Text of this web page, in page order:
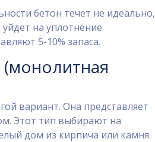
бетон течет не идеально,
на уплотнение
5-10% запаса.
вариант. Она представляет
Этот тип выбирают на
дом из кирпича или камня.